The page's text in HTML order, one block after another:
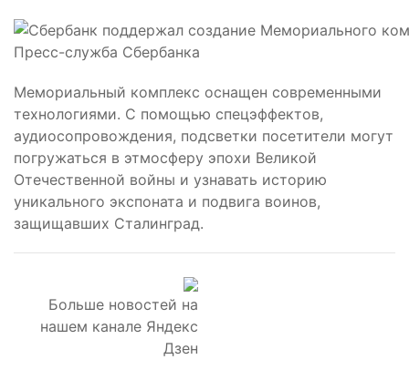
Пресс-служба Сбербанка
Мемориальный комплекс оснащен современными
технологиями. С помощью спецэффектов,
аудиосопровождения, подсветки посетители могут
погружаться в этмосферу эпохи Великой
Отечественной войны и узнавать историю
уникального экспоната и подвига воинов,
защищавших Сталинград.
Больше новостей на
нашем канале Яндекс
Дзен